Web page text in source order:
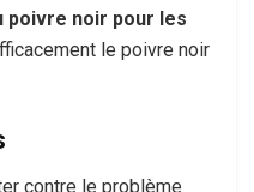
poivre noir pour les
le poivre noir
contre le problème